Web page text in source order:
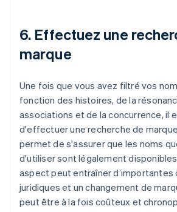
6. Effectuez une
marque
Une fois que vous avez filtré vos
fonction des histoires, de la
associations et de la concurrence, il
d'effectuer une recherche de
permet de s'assurer que les noms
d'utiliser sont légalement
aspect peut entraîner d’importantes
juridiques et un changement de
peut être à la fois coûteux et